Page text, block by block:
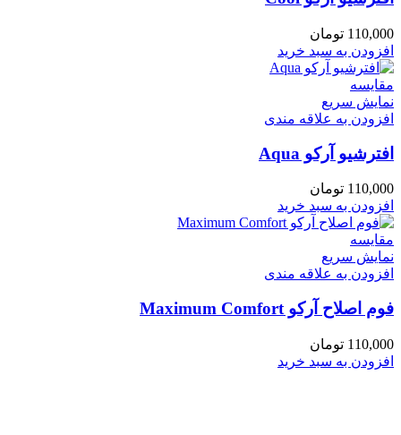
110,000 تومان
افزودن به سبد خرید
مقايسه
نمایش سریع
افزودن به علاقه مندی
افترشیو آرکو Aqua
110,000 تومان
افزودن به سبد خرید
مقايسه
نمایش سریع
افزودن به علاقه مندی
فوم اصلاح آرکو Maximum Comfort
110,000 تومان
افزودن به سبد خرید